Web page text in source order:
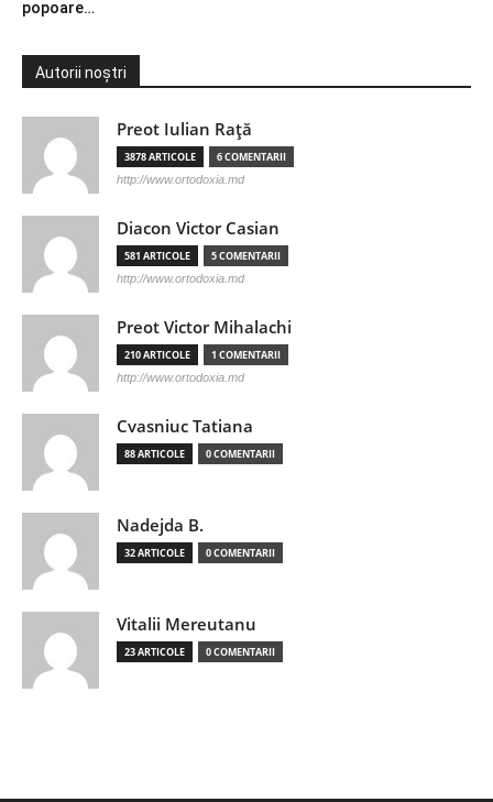
popoare…
Autorii noștri
Preot Iulian Raţă
3878 ARTICOLE 6 COMENTARII
http://www.ortodoxia.md
Diacon Victor Casian
581 ARTICOLE 5 COMENTARII
http://www.ortodoxia.md
Preot Victor Mihalachi
210 ARTICOLE 1 COMENTARII
http://www.ortodoxia.md
Cvasniuc Tatiana
88 ARTICOLE 0 COMENTARII
Nadejda B.
32 ARTICOLE 0 COMENTARII
Vitalii Mereutanu
23 ARTICOLE 0 COMENTARII